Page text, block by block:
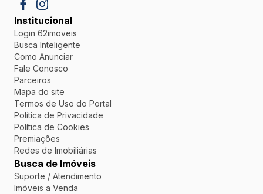
Institucional
Login 62imoveis
Busca Inteligente
Como Anunciar
Fale Conosco
Parceiros
Mapa do site
Termos de Uso do Portal
Política de Privacidade
Política de Cookies
Premiações
Redes de Imobiliárias
Busca de Imóveis
Suporte / Atendimento
Imóveis a Venda